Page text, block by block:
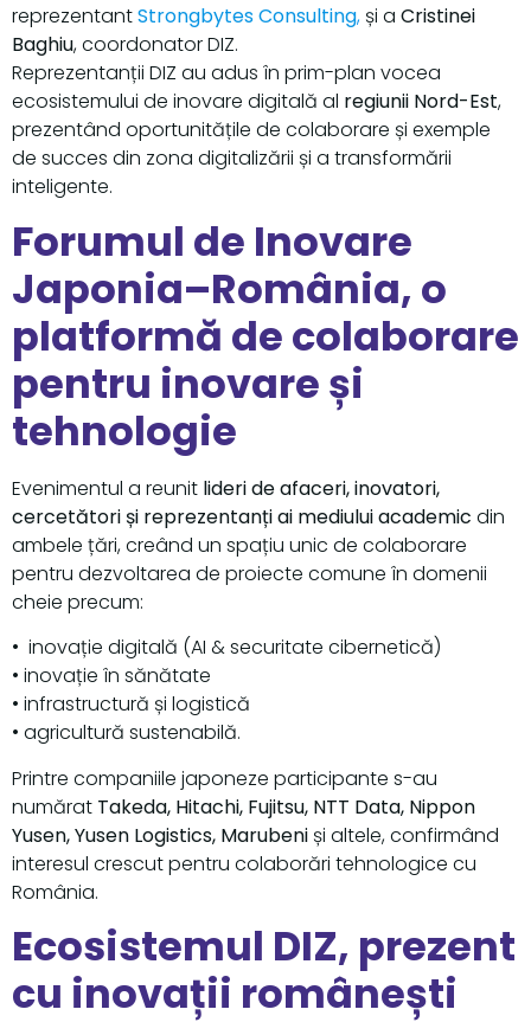
reprezentantStrongbytes Consulting, și a Cristinei
Baghiu, coordonator DIZ.
Reprezentanții DIZ au adus în prim-plan vocea
ecosistemului de inovare digitală al regiunii Nord-Est,
prezentând oportunitățile de colaborare și exemple
de succes din zona digitalizării și a transformării
inteligente.
Forumul de Inovare
Japonia–România, o
platformă de colaborare
pentru inovare și
tehnologie
Evenimentul a reunit lideri de afaceri, inovatori,
cercetători și reprezentanți ai mediului academic din
ambele țări, creând un spațiu unic de colaborare
pentru dezvoltarea de proiecte comune în domenii
cheie precum:
• inovație digitală (AI & securitate cibernetică)
• inovație în sănătate
• infrastructură și logistică
• agricultură sustenabilă.
Printre companiile japoneze participante s-au
numărat Takeda, Hitachi, Fujitsu, NTT Data, Nippon
Yusen, Yusen Logistics, Marubeni și altele, confirmând
interesul crescut pentru colaborări tehnologice cu
România.
Ecosistemul DIZ, prezent
cu inovații românești